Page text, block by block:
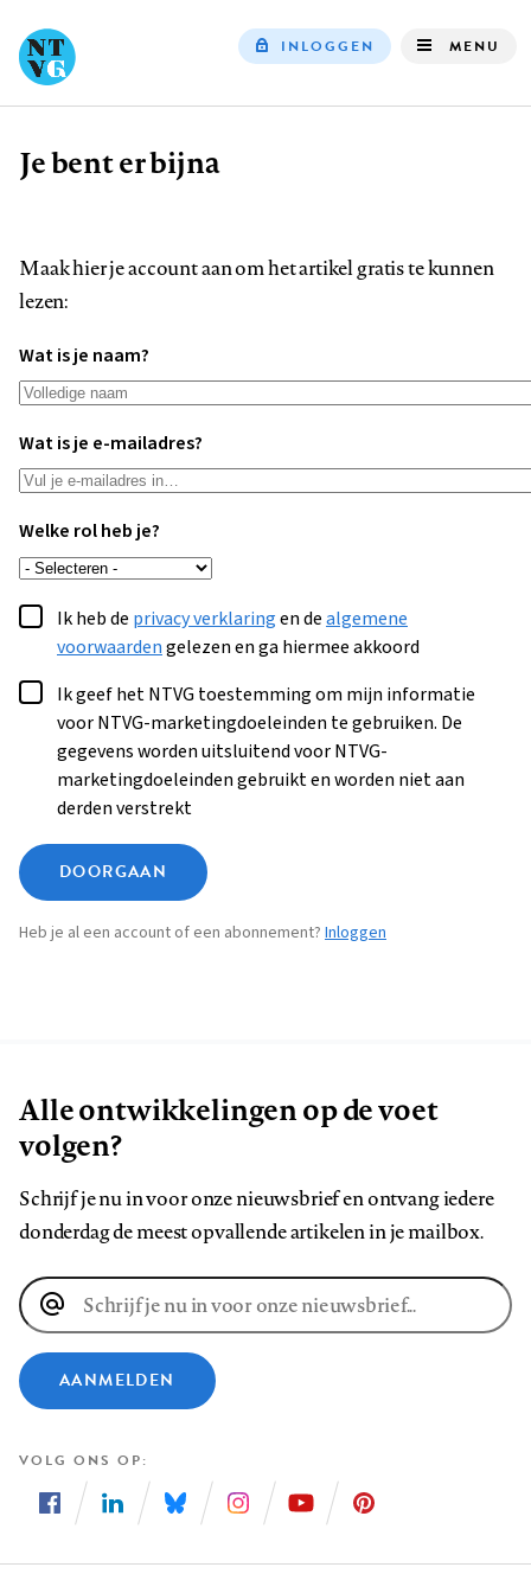
INLOGGEN MENU
Kruimelpad
Je bent er bijna
Maak hier je account aan om het artikel gratis te kunnen
lezen:
Wat is je naam?
Wat is je e-mailadres?
Welke rol heb je?
Ik heb de privacy verklaringen dealgemene
voorwaardengelezen en ga hiermee akkoord
Ik geef het NTVG toestemming om mijn informatie
voor NTVG-marketingdoeleinden te gebruiken. De
gegevens worden uitsluitend voor NTVG-
marketingdoeleinden gebruikt en worden niet aan
derden verstrekt
DOORGAAN
Heb je al een account of een abonnement? Inloggen
Alle ontwikkelingen op de voet
volgen?
Schrijf je nu in voor onze nieuwsbrief en ontvang iedere
donderdag de meest opvallende artikelen in je mailbox.
E-
mailadres
AANMELDEN
VOLG ONS OP
ons
ons
ons
ons
ons
ons